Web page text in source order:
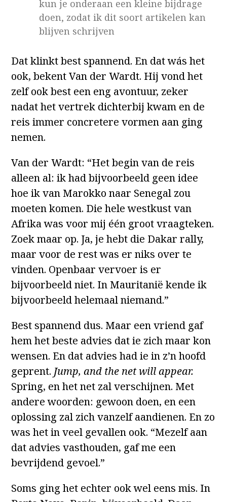
kun je onderaan een kleine bijdrage
doen, zodat ik dit soort artikelen kan
blijven schrijven
Dat klinkt best spannend. En dat wás het
ook, bekent Van der Wardt. Hij vond het
zelf ook best een eng avontuur, zeker
nadat het vertrek dichterbij kwam en de
reis immer concretere vormen aan ging
nemen.
Van der Wardt: “Het begin van de reis
alleen al: ik had bijvoorbeeld geen idee
hoe ik van Marokko naar Senegal zou
moeten komen. Die hele westkust van
Afrika was voor mij één groot vraagteken.
Zoek maar op. Ja, je hebt die Dakar rally,
maar voor de rest was er niks over te
vinden. Openbaar vervoer is er
bijvoorbeeld niet. In Mauritanië kende ik
bijvoorbeeld helemaal niemand.”
Best spannend dus. Maar een vriend gaf
hem het beste advies dat ie zich maar kon
wensen. En dat advies had ie in z’n hoofd
geprent. Jump, and the net will appear.
Spring, en het net zal verschijnen. Met
andere woorden: gewoon doen, en een
oplossing zal zich vanzelf aandienen. En zo
was het in veel gevallen ook. “Mezelf aan
dat advies vasthouden, gaf me een
bevrijdend gevoel.”
Soms ging het echter ook wel eens mis. In